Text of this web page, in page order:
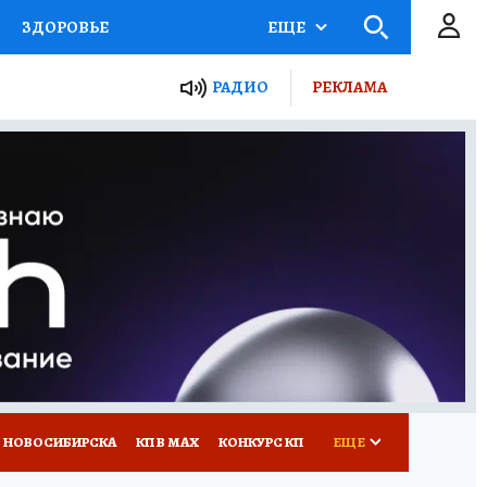
ЗДОРОВЬЕ
Я ЗНАЮ СЕМЬЯ
ЕЩЕ
РАДИО РЕКЛАМА
КП В МАХ КОНКУРС КП ЕЩЕ